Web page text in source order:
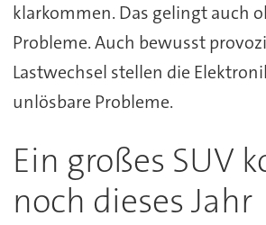
klarkommen. Das gelingt auch
Probleme. Auch bewusst
Lastwechsel stellen die
unlösbare Probleme.
Ein großes SUV
noch dieses Jahr